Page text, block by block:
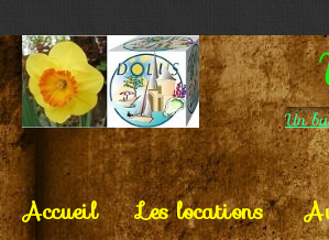
Un
Accueil Les locations